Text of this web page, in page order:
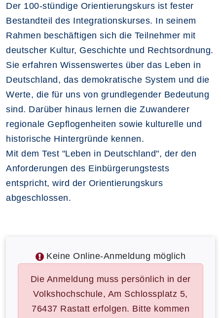
Der 100-stündige Orientierungskurs ist fester
Bestandteil des Integrationskurses. In seinem
Rahmen beschäftigen sich die Teilnehmer mit
deutscher Kultur, Geschichte und Rechtsordnung.
Sie erfahren Wissenswertes über das Leben in
Deutschland, das demokratische System und die
Werte, die für uns von grundlegender Bedeutung
sind. Darüber hinaus lernen die Zuwanderer
regionale Gepflogenheiten sowie kulturelle und
historische Hintergründe kennen.
Mit dem Test "Leben in Deutschland", der den
Anforderungen des Einbürgerungstests
entspricht, wird der Orientierungskurs
abgeschlossen.
Keine Online-Anmeldung möglich
Die Anmeldung muss persönlich in der
Volkshochschule, Am Schlossplatz 5,
76437 Rastatt erfolgen. Bitte kommen